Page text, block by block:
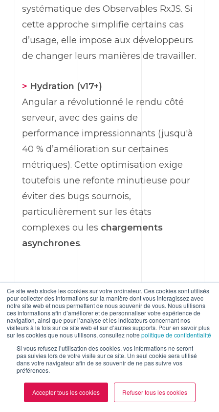
Ce site web stocke les cookies sur votre ordinateur. Ces cookies sont utilisés
pour collecter des informations sur la manière dont vous interagissez avec
notre site web et nous permettent de nous souvenir de vous. Nous utilisons
ces informations afin d’améliorer et de personnaliser votre expérience de
navigation, ainsi que pour l’analyse et les indicateurs concernant nos
visiteurs à la fois sur ce site web et sur d’autres supports. Pour en savoir plus
sur les cookies que nous utilisons, consultez notre politique de confidentialité
Si vous refusez l’utilisation des cookies, vos informations ne seront
pas suivies lors de votre visite sur ce site. Un seul cookie sera utilisé
dans votre navigateur afin de se souvenir de ne pas suivre vos
préférences.
Accepter tous les cookies Refuser tous les cookies
systématique des Observables RxJS. Si
cette approche simplifie certains cas
d’usage, elle impose aux développeurs
de changer leurs manières de travailler.
> Hydration (v17+)
Angular a révolutionné le rendu côté
serveur, avec des gains de
performance impressionnants (jusqu'à
40 % d’amélioration sur certaines
métriques). Cette optimisation exige
toutefois une refonte minutieuse pour
éviter des bugs sournois,
particulièrement sur les états
complexes ou les chargements
asynchrones.
Ce qu’il faut retenir, c’est qu’en 2025,
Angulars’impose comme LE
frameworkde référence pour les
applications d’entreprise complexes.
Son architecture modulaire, ses outils
intégrés (CLI,RxJS,SSR) et sa rigueur
technique en font un environnement
particulièrement adapté aux projets